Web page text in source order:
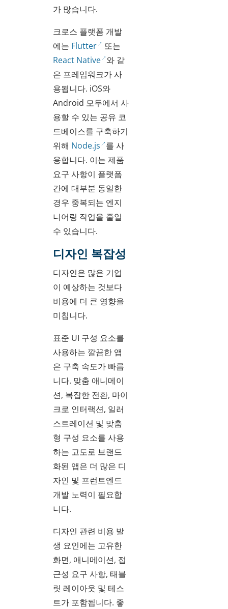
가 많습니다.
크로스 플랫폼 개발
에는 Flutter
또는
React Native 와 같
은 프레임워크가 사
용됩니다. iOS와
Android 모두에서 사
용할 수 있는 공유 코
드베이스를 구축하기
위해 Node.js 를 사
용합니다. 이는 제품
요구 사항이 플랫폼
간에 대부분 동일한
경우 중복되는 엔지
니어링 작업을 줄일
수 있습니다.
디자인 복잡성
디자인은 많은 기업
이 예상하는 것보다
비용에 더 큰 영향을
미칩니다.
표준 UI 구성 요소를
사용하는 깔끔한 앱
은 구축 속도가 빠릅
니다. 맞춤 애니메이
션, 복잡한 전환, 마이
크로 인터랙션, 일러
스트레이션 및 맞춤
형 구성 요소를 사용
하는 고도로 브랜드
화된 앱은 더 많은 디
자인 및 프런트엔드
개발 노력이 필요합
니다.
디자인 관련 비용 발
생 요인에는 고유한
화면, 애니메이션, 접
근성 요구 사항, 태블
릿 레이아웃 및 테스
트가 포함됩니다. 좋